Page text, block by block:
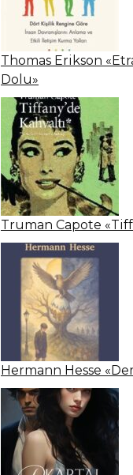
Thomas Erikson
Dolu»
Truman Capote
Hermann Hesse